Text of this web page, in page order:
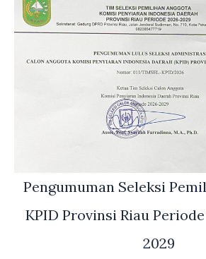
Pengumuman Seleksi
KPID Provinsi Riau
2029